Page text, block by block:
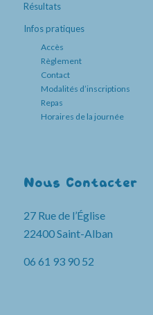
Résultats
Infos pratiques
Accès
Règlement
Contact
Modalités d’inscriptions
Repas
Horaires de la journée
Nous Contacter
27 Rue de l’Église
22400 Saint-Alban
06 61 93 90 52